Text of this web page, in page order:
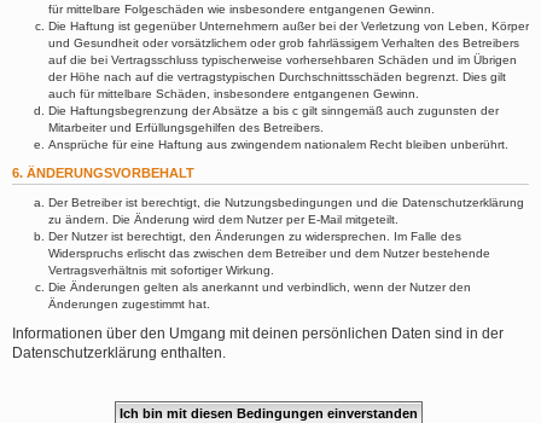
für mittelbare Folgeschäden wie insbesondere entgangenen Gewinn.
Die Haftung ist gegenüber Unternehmern außer bei der Verletzung von Leben, Körper
und Gesundheit oder vorsätzlichem oder grob fahrlässigem Verhalten des Betreibers
auf die bei Vertragsschluss typischerweise vorhersehbaren Schäden und im Übrigen
der Höhe nach auf die vertragstypischen Durchschnittsschäden begrenzt. Dies gilt
auch für mittelbare Schäden, insbesondere entgangenen Gewinn.
Die Haftungsbegrenzung der Absätze a bis c gilt sinngemäß auch zugunsten der
Mitarbeiter und Erfüllungsgehilfen des Betreibers.
Ansprüche für eine Haftung aus zwingendem nationalem Recht bleiben unberührt.
6. ÄNDERUNGSVORBEHALT
Der Betreiber ist berechtigt, die Nutzungsbedingungen und die Datenschutzerklärung
zu ändern. Die Änderung wird dem Nutzer per E-Mail mitgeteilt.
Der Nutzer ist berechtigt, den Änderungen zu widersprechen. Im Falle des
Widerspruchs erlischt das zwischen dem Betreiber und dem Nutzer bestehende
Vertragsverhältnis mit sofortiger Wirkung.
Die Änderungen gelten als anerkannt und verbindlich, wenn der Nutzer den
Änderungen zugestimmt hat.
Informationen über den Umgang mit deinen persönlichen Daten sind in der
Datenschutzerklärung enthalten.